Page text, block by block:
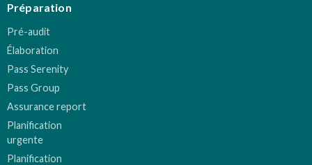
Préparation
Pré-audit
Élaboration
Pass Serenity
Pass Group
Assurance report
Planification
urgente
Planification